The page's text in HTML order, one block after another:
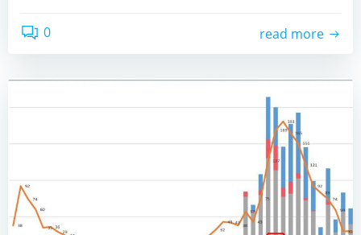
0 read more